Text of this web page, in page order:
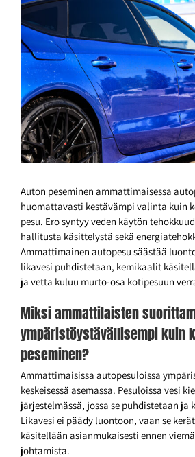
kuvaa
isompana
Auton peseminen ammattimaisessa
huomattavasti kestävämpi valinta kuin
pesu. Ero syntyy veden käytön
hallitusta käsittelystä sekä
Ammattimainen autopesu säästää
likavesi puhdistetaan, kemikaalit
ja vettä kuluu murto-osa kotipesuun
Miksi ammattilaisten
ympäristöystävällisempi kuin
peseminen?
Ammattimaisissa autopesuloissa
keskeisessä asemassa. Pesuloissa vesi
järjestelmässä, jossa se puhdistetaan ja
Likavesi ei päädy luontoon, vaan se
käsitellään asianmukaisesti ennen
johtamista.